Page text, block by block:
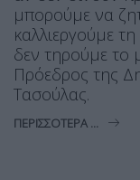
μπορούμε να
καλλιεργούμε
δεν τηρούμε το
Πρόεδρος της
Τασούλας.
ΠΕΡΙΣΣΌΤΕΡΑ ...